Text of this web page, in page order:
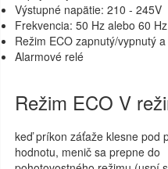
Výstupné napätie: 210 - 245V
Frekvencia: 50 Hz alebo 60 Hz
Režim ECO zapnutý/vypnutý
Alarmové relé
Režim ECO V
keď príkon záťaže klesne pod
hodnotu, menič sa prepne do